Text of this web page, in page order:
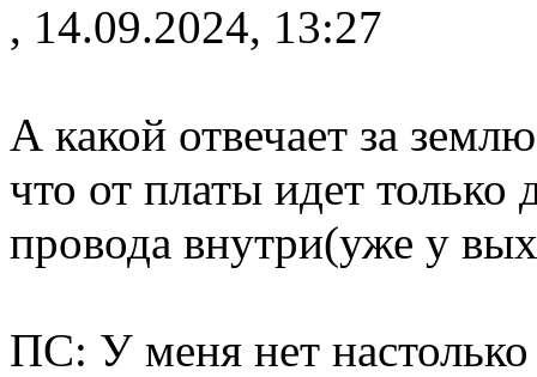
, 14.09.2024, 13:27
А какой отвечает за
что от платы идет только
провода внутри(уже у
ПС: У меня нет настолько